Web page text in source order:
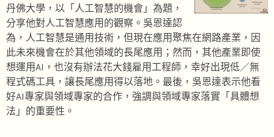
丹佛大學，以「人工智慧的機會」為題，
分享他對人工智慧應用的觀察。吳恩達認
為，人工智慧是通用技術，但現在應用聚焦在網路產業，因
此未來機會在於其他領域的長尾應用；然而，其他產業即使
想運用AI，也沒有辦法花大錢雇用工程師，幸好出現低／無
程式碼工具，讓長尾應用得以落地。最後，吳恩達表示他看
好AI專家與領域專家的合作，強調與領域專家落實「具體想
法」的重要性。